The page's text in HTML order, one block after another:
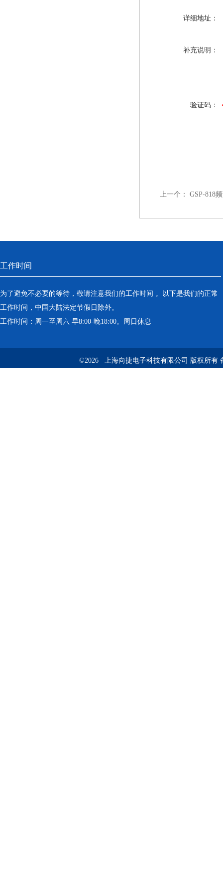
详细地址：
补充说明：
验证码：
上一个： GSP-818
工作时间
为了避免不必要的等待，敬请注意我们的工作时间 。以下是我们的正常
工作时间，中国大陆法定节假日除外。
工作时间：周一至周六 早8:00-晚18:00。周日休息
©2026 上海向捷电子科技有限公司 版权所有